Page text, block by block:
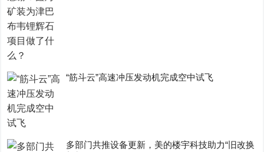
“筋斗云”高速冲压发动机完成空中试飞
多部门共推设备更新，美的楼宇科技助力“旧改换